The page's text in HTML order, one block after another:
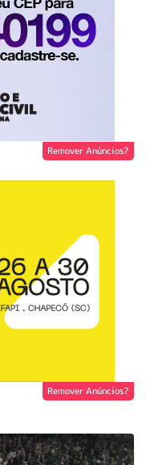
Remover Anúncios?
Remover Anúncios?